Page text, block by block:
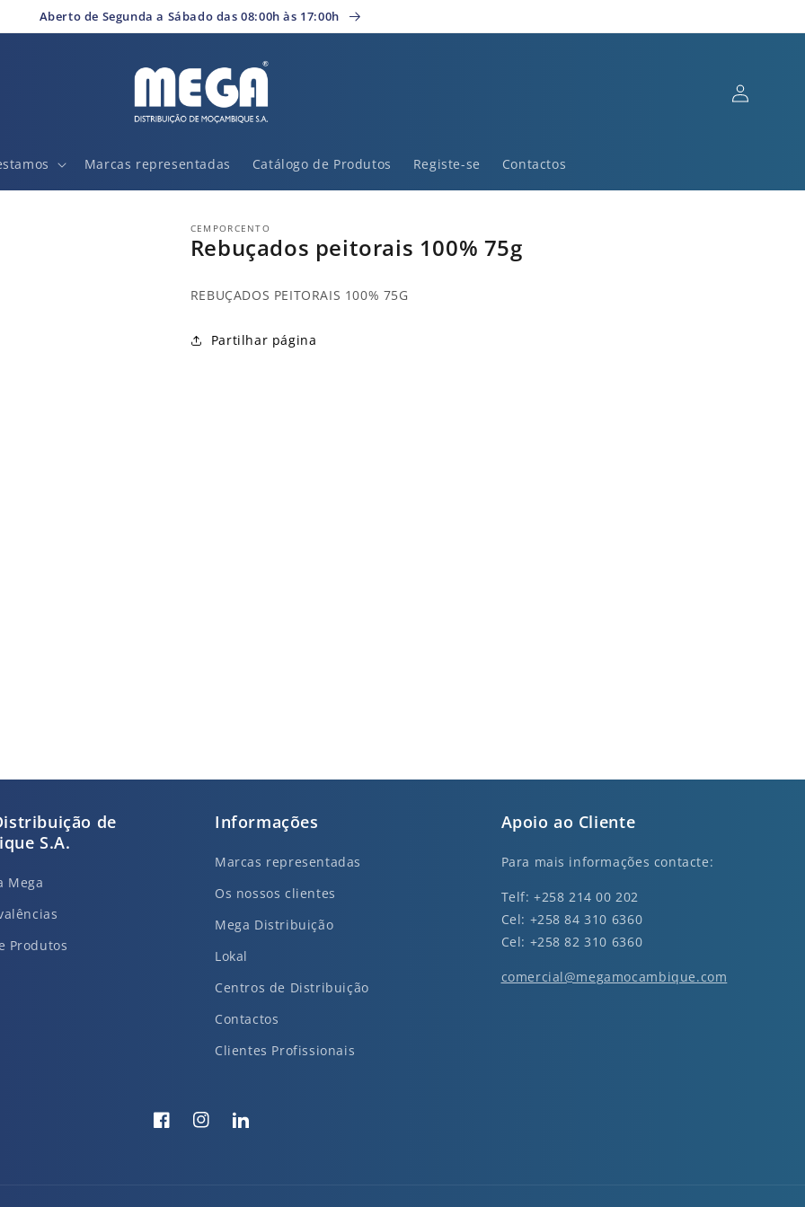
Aberto de Segunda a Sábado das 08:00h às 17:00h
Marcas representadas Catálogo de Produtos Registe-se Contactos
Iniciar
sessão
CEMPORCENTO
Rebuçados peitorais 100% 75g
REBUÇADOS PEITORAIS 100% 75G
Partilhar página
de
S.A.
Mega
Produtos
Informações
Marcas representadas
Os nossos clientes
Mega Distribuição
Lokal
Centros de Distribuição
Contactos
Clientes Profissionais
Apoio ao Cliente
Para mais informações contacte:
Telf: +258 214 00 202
Cel: +258 84 310 6360
Cel: +258 82 310 6360
comercial@megamocambique.com
FacebookInstagramTranslation